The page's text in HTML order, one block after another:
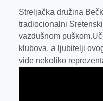
b
o
o
k
e
n
g
e
r
e
d
I
n
Streljačka družina
tradiocionalni
vazdušnom
klubova, a ljubitelji
vide nekoliko